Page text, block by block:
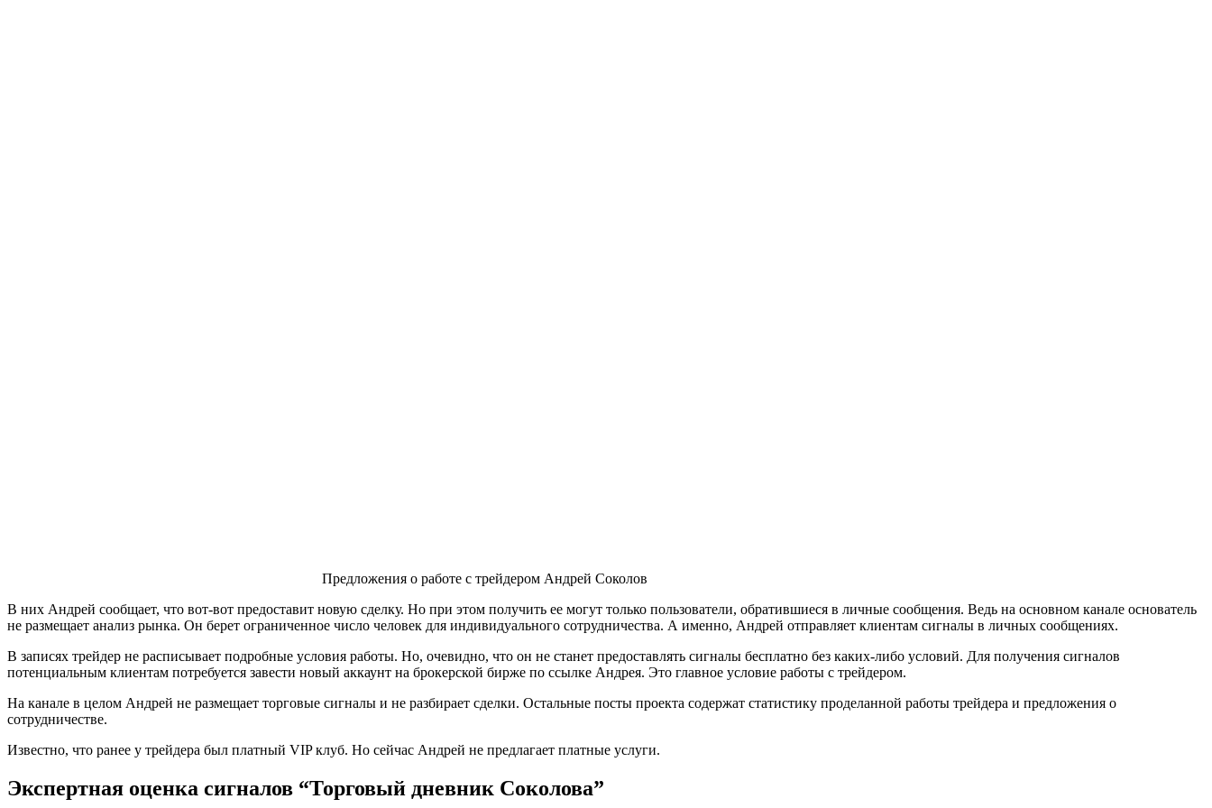
Предложения о работе с трейдером Андрей Соколов
В них Андрей сообщает, что вот-вот предоставит новую сделку. Но при этом получить ее могут только пользователи, обратившиеся в личные сообщения. Ведь на основном канале основатель
не размещает анализ рынка. Он берет ограниченное число человек для индивидуального сотрудничества. А именно, Андрей отправляет клиентам сигналы в личных сообщениях.
В записях трейдер не расписывает подробные условия работы. Но, очевидно, что он не станет предоставлять сигналы бесплатно без каких-либо условий. Для получения сигналов
потенциальным клиентам потребуется завести новый аккаунт на брокерской бирже по ссылке Андрея. Это главное условие работы с трейдером.
На канале в целом Андрей не размещает торговые сигналы и не разбирает сделки. Остальные посты проекта содержат статистику проделанной работы трейдера и предложения о
сотрудничестве.
Известно, что ранее у трейдера был платный VIP клуб. Но сейчас Андрей не предлагает платные услуги.
Экспертная оценка сигналов “Торговый дневник Соколова”